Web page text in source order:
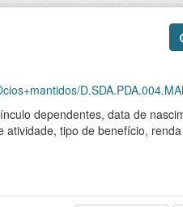
dependentes, data de
tipo de benefício,